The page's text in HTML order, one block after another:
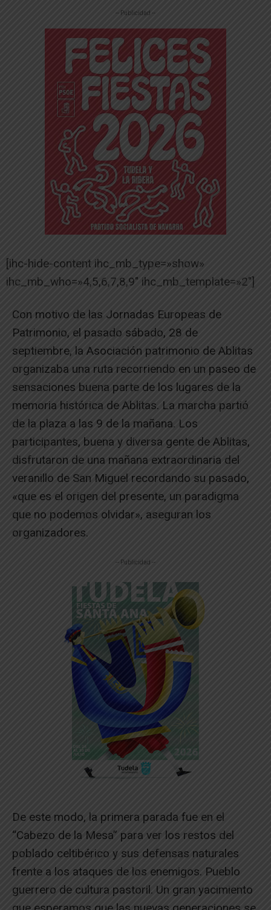
-- Publicidad --
[ihc-hide-content ihc_mb_type=»show»
ihc_mb_who=»4,5,6,7,8,9″ ihc_mb_template=»2″]
Con motivo de las Jornadas Europeas de
Patrimonio, el pasado sábado, 28 de
septiembre, la Asociación patrimonio de Ablitas
organizaba una ruta recorriendo en un paseo de
sensaciones buena parte de los lugares de la
memoria histórica de Ablitas. La marcha partió
de la plaza a las 9 de la mañana. Los
participantes, buena y diversa gente de Ablitas,
disfrutaron de una mañana extraordinaria del
veranillo de San Miguel recordando su pasado,
«que es el origen del presente, un paradigma
que no podemos olvidar», aseguran los
organizadores.
-- Publicidad --
De este modo, la primera parada fue en el
“Cabezo de la Mesa” para ver los restos del
poblado celtibérico y sus defensas naturales
frente a los ataques de los enemigos. Pueblo
guerrero de cultura pastoril. Un gran yacimiento